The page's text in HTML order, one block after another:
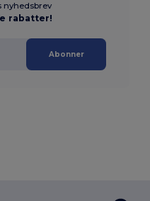
nyhedsbrev
rabatter!
Abonner